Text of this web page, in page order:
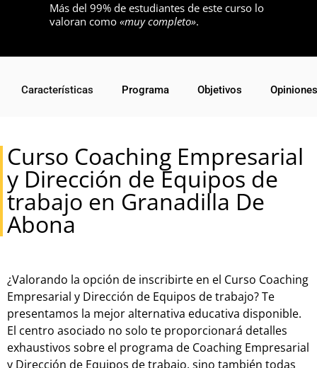
Más del 99% de estudiantes de este curso lo
valoran como «muy completo».
Características Programa Objetivos Opiniones
Curso Coaching Empresarial
y Dirección de Equipos de
trabajo en Granadilla De
Abona
¿Valorando la opción de inscribirte en el Curso Coaching
Empresarial y Dirección de Equipos de trabajo? Te
presentamos la mejor alternativa educativa disponible.
El centro asociado no solo te proporcionará detalles
exhaustivos sobre el programa de Coaching Empresarial
y Dirección de Equipos de trabajo, sino también todas